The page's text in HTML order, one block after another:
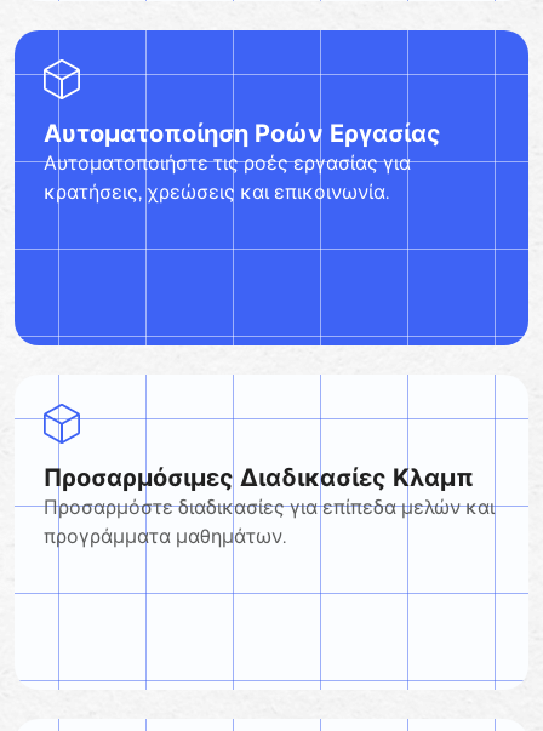
Αυτοματοποίηση Ροών Εργασίας
Αυτοματοποιήστε τις ροές εργασίας για
κρατήσεις, χρεώσεις και επικοινωνία.
Προσαρμόσιμες Διαδικασίες Κλαμπ
Προσαρμόστε διαδικασίες για επίπεδα μελών και
προγράμματα μαθημάτων.